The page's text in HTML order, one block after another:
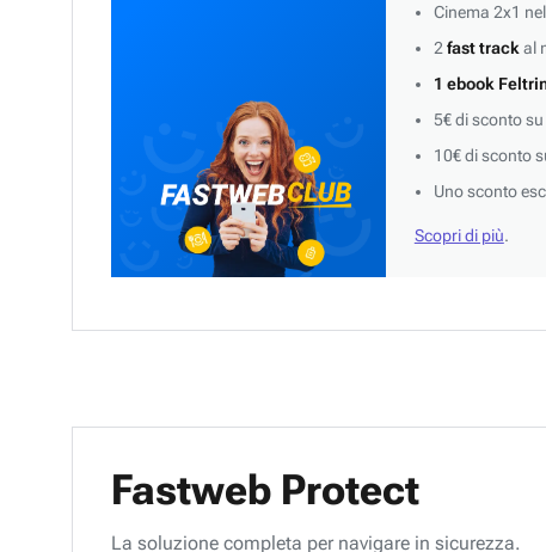
Cinema 2x1
2 fast track al
1 ebook
5€ di sconto
10€ di sconto
Uno sconto
Scopri di più.
Fastweb Protect
La soluzione completa per navigare in sicurezza.